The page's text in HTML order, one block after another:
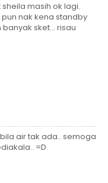
masih ok lagi.
nak kena standby
sket... risau
air tak ada.. semoga
=D